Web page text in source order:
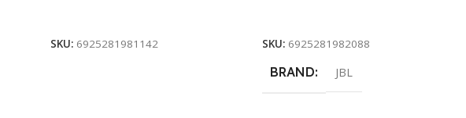
SKU: 6925281981142 SKU: 6925281982088
BRAND JBL